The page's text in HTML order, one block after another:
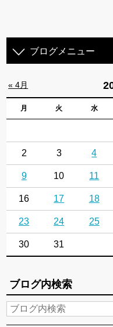
ブログメニュー
月 火 水
2 3 4
9 10 11
16 17 18
23 24 25
30 31
« 4月
ブログ内検索